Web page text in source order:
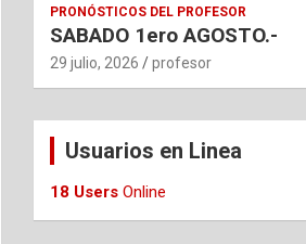
PRONÓSTICOS DEL PROFESOR
SABADO 1ero AGOSTO.-
29 julio, 2026 profesor
Usuarios en Linea
18 Users Online